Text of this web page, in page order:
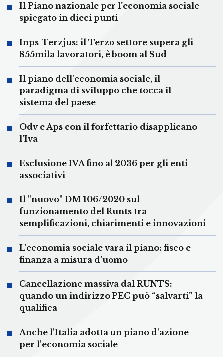
Il Piano nazionale per l’economia sociale
spiegato in dieci punti
Inps-Terzjus: il Terzo settore supera gli
855mila lavoratori, è boom al Sud
Il piano dell'economia sociale, il
paradigma di sviluppo che tocca il
sistema del paese
Odv e Aps con il forfettario disapplicano
l’Iva
Esclusione IVA fino al 2036 per gli enti
associativi
Il "nuovo" DM 106/2020 sul
funzionamento del Runts tra
semplificazioni, chiarimenti e innovazioni
L’economia sociale vara il piano: fisco e
finanza a misura d’uomo
Cancellazione massiva dal RUNTS:
quando un indirizzo PEC può “salvarti” la
qualifica
Anche l'Italia adotta un piano d'azione
per l'economia sociale